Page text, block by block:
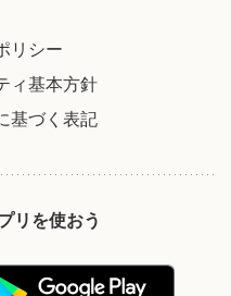
リシー
ィ基本方針
基づく表記
リを使おう